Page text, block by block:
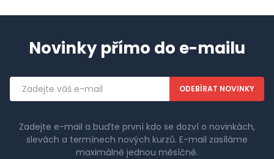
Novinky přímo do e-mailu
Emailová
adresa
Zadejte e-mail a buďte první kdo se dozví o novinkách,
slevách a termínech nových kurzů. E-mail zasíláme
maximálně jednou měsíčně.